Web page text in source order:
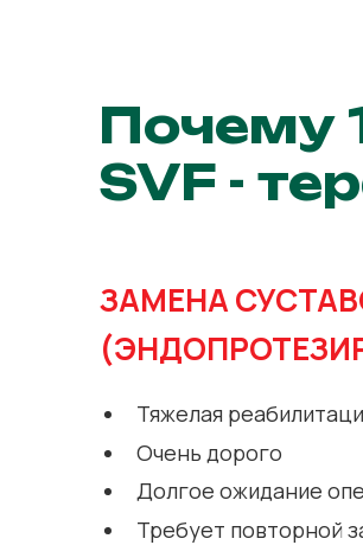
Почему
SVF -
ЗАМЕНА
Тяжелая
Очень дорого
Долгое ожидание
Требует повторной